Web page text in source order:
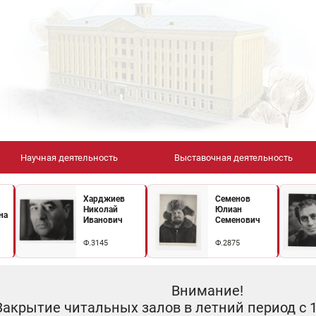
Научная деятельность Выставочная деятельность
Харджиев
Николай
Иванович
Ф.3145
Семенов
Юлиан
Семенович
Ф.2875
Внимание!
читальных залов в летний период с